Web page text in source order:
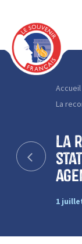
Accueil
La
La
1